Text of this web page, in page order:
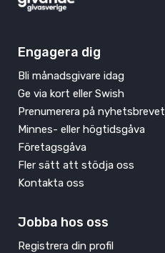
Engagera dig
Bli månadsgivare idag
Ge via kort eller Swish
Prenumerera på nyhetsbrevet
Minnes- eller högtidsgåva
Företagsgåva
Fler sätt att stödja oss
Kontakta oss
Jobba hos oss
Registrera din profil